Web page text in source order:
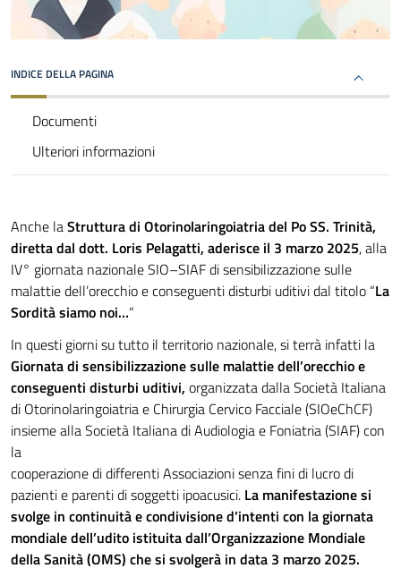
INDICE DELLA PAGINA
Documenti
Ulteriori informazioni
Anche laStruttura di Otorinolaringoiatria del Po SS. Trinità,
diretta dal dott. Loris Pelagatti, aderisce il 3 marzo 2025, alla
IV° giornata nazionale SIO–SIAF di sensibilizzazione sulle
malattie dell’orecchio e conseguenti disturbi uditivi dal titolo “La
Sordità siamo noi…“
In questi giorni su tutto il territorio nazionale, si terrà infatti la
Giornata di sensibilizzazione sulle malattie dell’orecchio e
conseguenti disturbi uditivi, organizzata dalla Società Italiana
di Otorinolaringoiatria e Chirurgia Cervico Facciale (SIOeChCF)
insieme alla Società Italiana di Audiologia e Foniatria (SIAF) con
la
cooperazione di differenti Associazioni senza fini di lucro di
pazienti e parenti di soggetti ipoacusici. La manifestazione si
svolge in continuità e condivisione d’intenti con la giornata
mondiale dell’udito istituita dall’Organizzazione Mondiale
della Sanità (OMS) che si svolgerà in data 3 marzo 2025.